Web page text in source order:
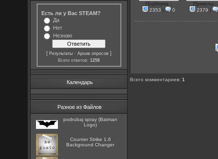
Есть ли у Вас STEAM?
Да
Нет
Незнаю
[Результаты ·Архив опросов ]
Всего ответов:1258
Календарь
Разное из Файлов
podrubaj spray (Batman
Logo)
Counter Strike 1.6
Background Changer
Подборка...
2353 | 0
Приколы
2379 |
Всего комментариев:1